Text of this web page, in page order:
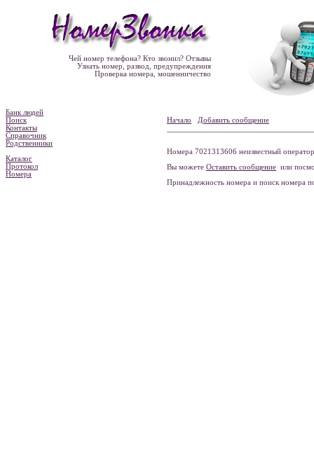
Чей номер телефона? Кто звонил? Отзывы
Узнать номер, развод, предупреждения
Проверка номера, мошенничество
Банк людей
Поиск
Контакты
Справочник
Родственники
Каталог
Протокол
Номера
Начало Добавить сообщение
Номера 7021313606 неизвестный оператор
Вы можете Оставить сообщение или
Принадлежность номера и поиск номера